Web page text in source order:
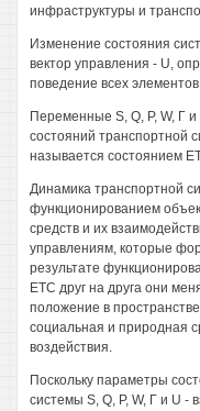
инфраструктуры и
Изменение состояния
вектор управления - U,
поведение всех
Переменные S, Q, Р, W, Г
состояний транспортной
называется состоянием
Динамика транспортной
функционированием
средств и их
управлениям, которые
результате
ETC друг на друга они
положение в
социальная и природная
воздействия.
Поскольку параметры
системы S, Q, Р, W, Г и U -